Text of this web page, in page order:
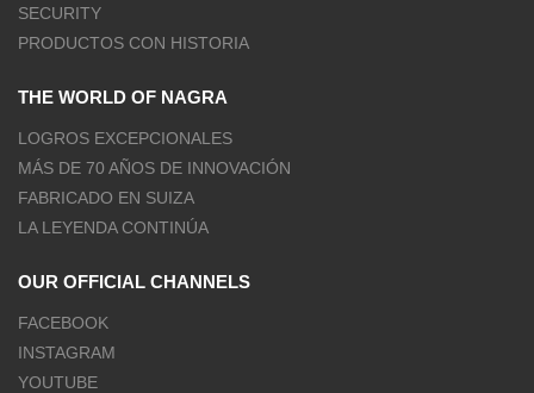
SECURITY
PRODUCTOS CON HISTORIA
THE WORLD OF NAGRA
LOGROS EXCEPCIONALES
MÁS DE 70 AÑOS DE INNOVACIÓN
FABRICADO EN SUIZA
LA LEYENDA CONTINÚA
OUR OFFICIAL CHANNELS
FACEBOOK
INSTAGRAM
YOUTUBE